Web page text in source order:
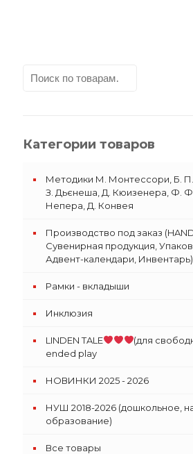
Категории товаров
Методики М. Монтессори, Б. П.
З. Дьєнеша, Д. Кюизенера, Ф.
Непера, Д. Конвея
Производство под заказ
Сувенирная продукция,
Адвент-календари, Инвентарь)
Рамки - вкладыши
Инклюзия
LINDEN TALE
(для
ended play
НОВИНКИ 2025 - 2026
НУШ 2018-2026 (дошкольное,
образование)
Все товары